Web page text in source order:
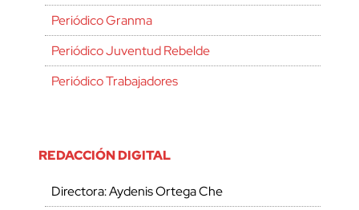
Periódico Granma
Periódico Juventud Rebelde
Periódico Trabajadores
REDACCIÓN DIGITAL
Directora: Aydenis Ortega Che